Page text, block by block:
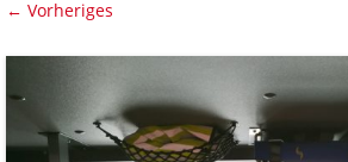
← Vorheriges